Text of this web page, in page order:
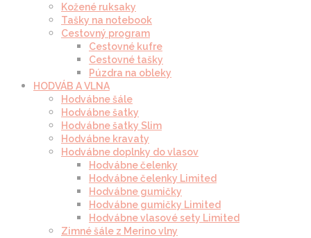
Kožené ruksaky
Tašky na notebook
Cestovný program
Cestovné kufre
Cestovné tašky
Púzdra na obleky
HODVÁB A VLNA
Hodvábne šále
Hodvábne šatky
Hodvábne šatky Slim
Hodvábne kravaty
Hodvábne doplnky do vlasov
Hodvábne čelenky
Hodvábne čelenky Limited
Hodvábne gumičky
Hodvábne gumičky Limited
Hodvábne vlasové sety Limited
Zimné šále z Merino vlny